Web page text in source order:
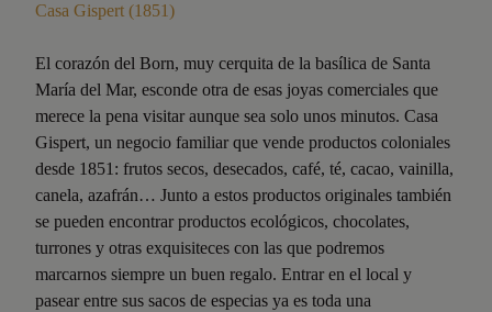
Casa Gispert (1851)
El corazón del Born, muy cerquita de la basílica de Santa
María del Mar, esconde otra de esas joyas comerciales que
merece la pena visitar aunque sea solo unos minutos. Casa
Gispert, un negocio familiar que vende productos coloniales
desde 1851: frutos secos, desecados, café, té, cacao, vainilla,
canela, azafrán… Junto a estos productos originales también
se pueden encontrar productos ecológicos, chocolates,
turrones y otras exquisiteces con las que podremos
marcarnos siempre un buen regalo. Entrar en el local y
pasear entre sus sacos de especias ya es toda una